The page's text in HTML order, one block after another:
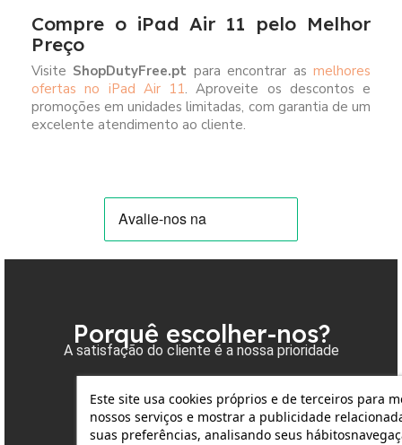
Compre o iPad Air 11 pelo Melhor
Preço
Visite ShopDutyFree.pt para encontrar asmelhores
ofertas no iPad Air 11. Aproveite os descontos e
promoções em unidades limitadas, com garantia de um
excelente atendimento ao cliente.
Porquê escolher-nos?
A satisfação do cliente é a nossa prioridade
Entrega
Este site usa cookies próprios e de terceiros para
nossos serviços e mostrar a publicidade
suas preferências, analisando seus